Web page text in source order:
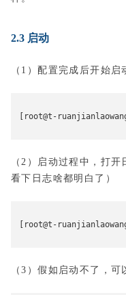
2.3 启动
（1）配置完成后开始启
root@t -
（2）启动过程中，打
看下日志啥都明白了）
root@t -
（3）假如启动不了，可